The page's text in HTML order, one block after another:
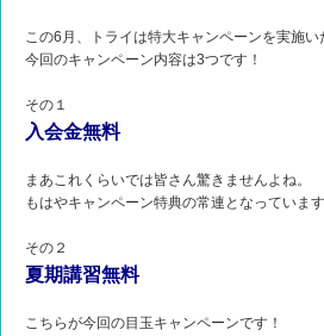
この6月、トライは特大キャンペーンを実施い
今回のキャンペーン内容は3つです！
その１
入会金無料
まあこれくらいでは皆さん驚きませんよね。
もはやキャンペーン特典の常連となっていま
その２
夏期講習無料
こちらが今回の目玉キャンペーンです！